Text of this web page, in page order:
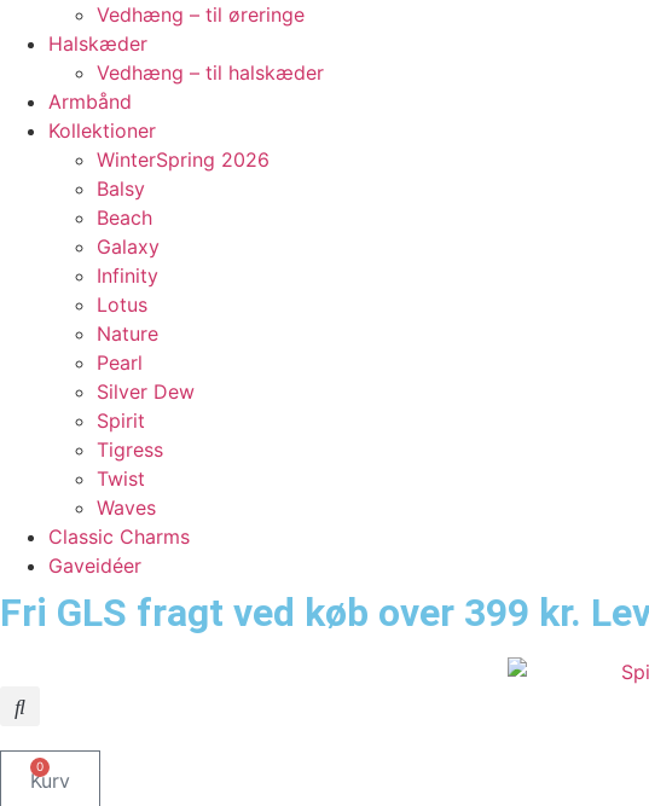
Vedhæng – til øreringe
Halskæder
Vedhæng – til halskæder
Armbånd
Kollektioner
WinterSpring 2026
Balsy
Beach
Galaxy
Infinity
Lotus
Nature
Pearl
Silver Dew
Spirit
Tigress
Twist
Waves
Classic Charms
Gaveidéer
Fri GLS fragt ved køb over 399 kr.
0
Kurv